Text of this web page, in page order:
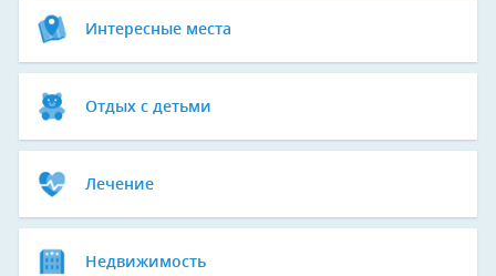
Интересные места
Отдых с детьми
Лечение
Недвижимость